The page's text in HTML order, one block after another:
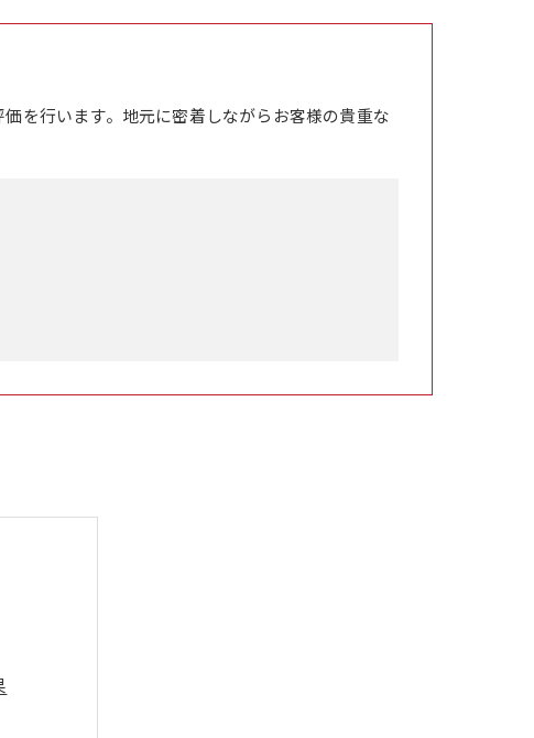
を行います。地元に密着しながらお客様の貴重な